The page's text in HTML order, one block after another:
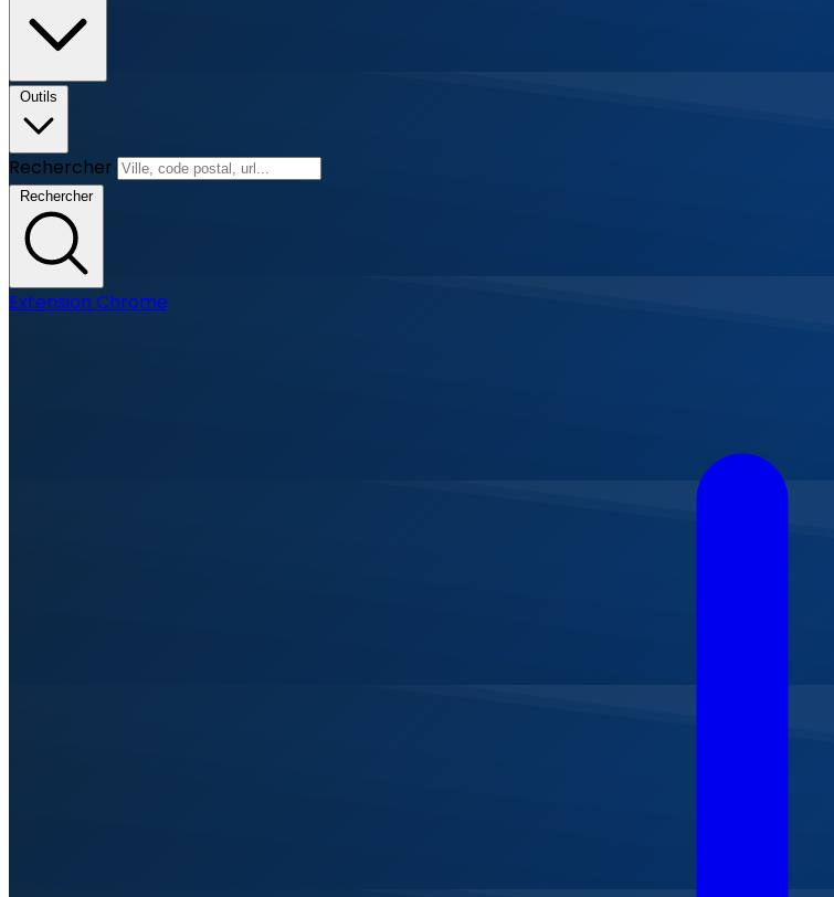
Outils
Rechercher
Rechercher
Extension Chrome